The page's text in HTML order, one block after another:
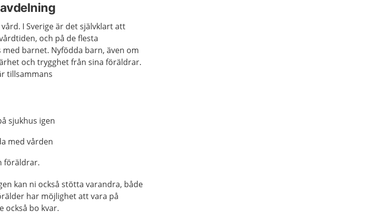
I Sverige är det självklart att
och på de flesta
barnet. Nyfödda barn, även om
och trygghet från sina föräldrar.
tillsammans
sjukhus igen
med vården
föräldrar.
kan ni också stötta varandra, både
har möjlighet att vara på
också bo kvar.